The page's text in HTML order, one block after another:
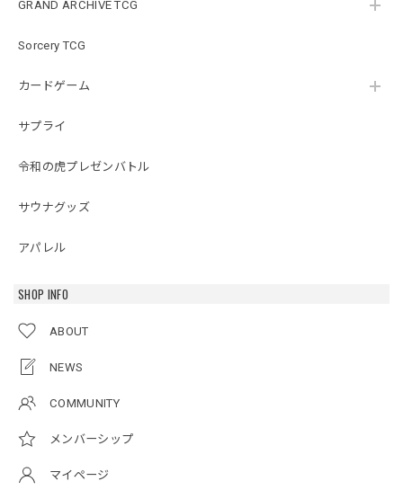
GRAND ARCHIVE TCG
Sorcery TCG
カードゲーム
サプライ
令和の虎プレゼンバトル
サウナグッズ
アパレル
SHOP INFO
ABOUT
NEWS
COMMUNITY
メンバーシップ
マイページ